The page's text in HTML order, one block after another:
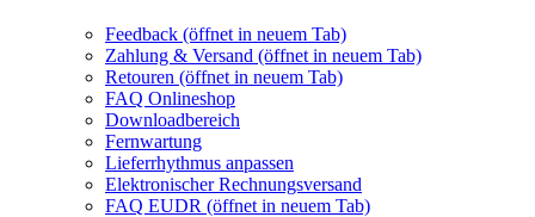
Feedback (öffnet in neuem Tab)
Zahlung & Versand (öffnet in neuem Tab)
Retouren (öffnet in neuem Tab)
FAQ Onlineshop
Downloadbereich
Fernwartung
Lieferrhythmus anpassen
Elektronischer Rechnungsversand
FAQ EUDR (öffnet in neuem Tab)